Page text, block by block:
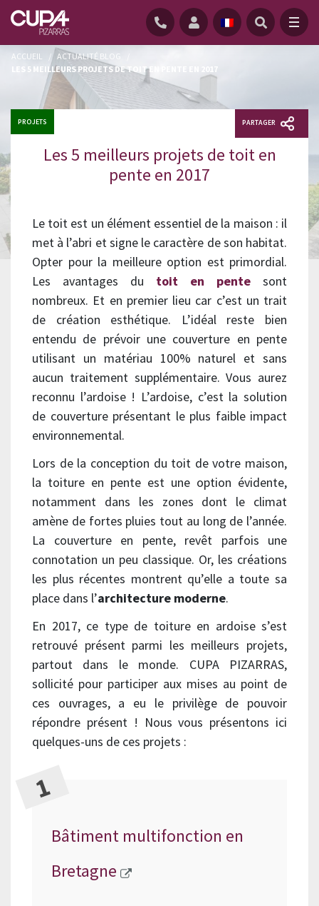
ACCUEIL / ACTUALITÉ BLOG
LES 5 MEILLEURS PROJETS DE TOIT EN PENTE EN 2017
PROJETS PARTAGER
Les 5 meilleurs projets de toit en
pente en 2017
Le toit est un élément essentiel de la maison : il
met à l’abri et signe le caractère de son habitat.
Opter pour la meilleure option est primordial.
Les avantages du toit en pente sont
nombreux. Et en premier lieu car c’est un trait
de création esthétique. L’idéal reste bien
entendu de prévoir une couverture en pente
utilisant un matériau 100% naturel et sans
aucun traitement supplémentaire. Vous aurez
reconnu l’ardoise ! L’ardoise, c’est la solution
de couverture présentant le plus faible impact
environnemental.
Lors de la conception du toit de votre maison,
la toiture en pente est une option évidente,
notamment dans les zones dont le climat
amène de fortes pluies tout au long de l’année.
La couverture en pente, revêt parfois une
connotation un peu classique. Or, les créations
les plus récentes montrent qu’elle a toute sa
place dans l’architecture moderne.
En 2017, ce type de toiture en ardoise s’est
retrouvé présent parmi les meilleurs projets,
partout dans le monde. CUPA PIZARRAS,
sollicité pour participer aux mises au point de
ces ouvrages, a eu le privilège de pouvoir
répondre présent ! Nous vous présentons ici
quelques-uns de ces projets :
Bâtiment multifonction en
Bretagne